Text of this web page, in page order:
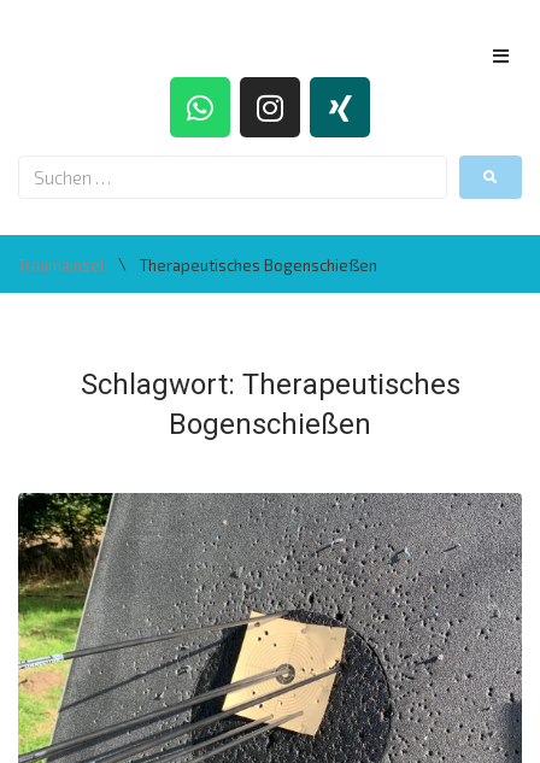
Traumainsel \ Therapeutisches Bogenschießen
Schlagwort: Therapeutisches
Bogenschießen